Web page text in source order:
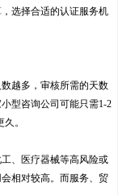
选择合适的认证服务机
越多，审核所需的天数
型咨询公司可能只需1-2
。
、医疗器械等高风险或
相对较高。而服务、贸